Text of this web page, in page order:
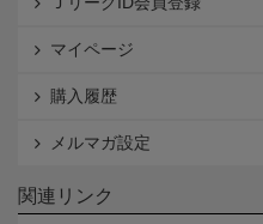
マイページ
購入履歴
メルマガ設定
関連リンク